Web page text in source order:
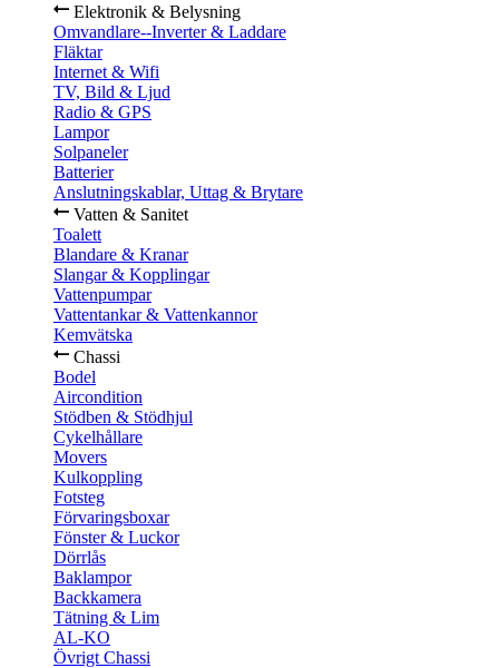
Elektronik & Belysning
Omvandlare--Inverter & Laddare
Fläktar
Internet & Wifi
TV, Bild & Ljud
Radio & GPS
Lampor
Solpaneler
Batterier
Anslutningskablar, Uttag & Brytare
Vatten & Sanitet
Toalett
Blandare & Kranar
Slangar & Kopplingar
Vattenpumpar
Vattentankar & Vattenkannor
Kemvätska
Chassi
Bodel
Aircondition
Stödben & Stödhjul
Cykelhållare
Movers
Kulkoppling
Fotsteg
Förvaringsboxar
Fönster & Luckor
Dörrlås
Baklampor
Backkamera
Tätning & Lim
AL-KO
Övrigt Chassi